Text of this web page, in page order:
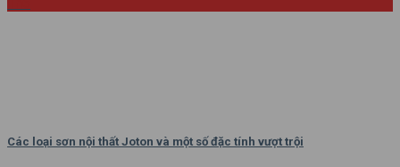
Các loại sơn nội thất Joton và một số đặc tính vượt trội